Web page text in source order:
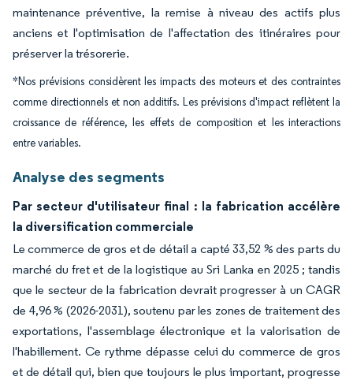
maintenance préventive, la remise à niveau des actifs plus
anciens et l'optimisation de l'affectation des itinéraires pour
préserver la trésorerie.
*Nos prévisions considèrent les impacts des moteurs et des contraintes
comme directionnels et non additifs. Les prévisions d'impact reflètent la
croissance de référence, les effets de composition et les interactions
entre variables.
Analyse des segments
Par secteur d'utilisateur final : la fabrication accélère
la diversification commerciale
Le commerce de gros et de détail a capté 33,52 % des parts du
marché du fret et de la logistique au Sri Lanka en 2025 ; tandis
que le secteur de la fabrication devrait progresser à un CAGR
de 4,96 % (2026-2031), soutenu par les zones de traitement des
exportations, l'assemblage électronique et la valorisation de
l'habillement. Ce rythme dépasse celui du commerce de gros
et de détail qui, bien que toujours le plus important, progresse